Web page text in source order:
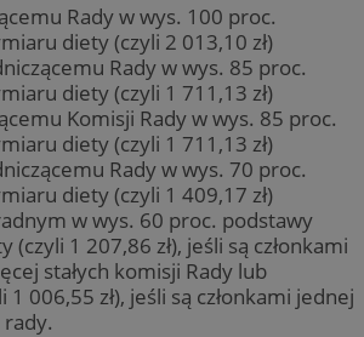
Rady w wys. 100 proc.
diety (czyli 2 013,10 zł)
Rady w wys. 85 proc.
diety (czyli 1 711,13 zł)
Komisji Rady w wys. 85 proc.
diety (czyli 1 711,13 zł)
Rady w wys. 70 proc.
diety (czyli 1 409,17 zł)
w wys. 60 proc. podstawy
(czyli 1 207,86 zł), jeśli są członkami
stałych komisji Rady lub
1 006,55 zł), jeśli są członkami jednej
rady.